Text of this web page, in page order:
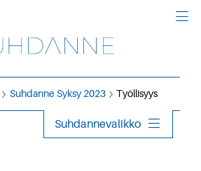
Suhdanne Syksy 2023 Työllisyys
Suhdannevalikko